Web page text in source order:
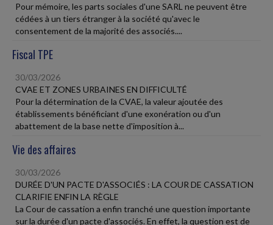
Pour mémoire, les parts sociales d'une SARL ne peuvent être
cédées à un tiers étranger à la société qu'avec le
consentement de la majorité des associés....
Fiscal TPE
30/03/2026
CVAE ET ZONES URBAINES EN DIFFICULTÉ
Pour la détermination de la CVAE, la valeur ajoutée des
établissements bénéficiant d'une exonération ou d'un
abattement de la base nette d'imposition à...
Vie des affaires
30/03/2026
DURÉE D'UN PACTE D'ASSOCIÉS : LA COUR DE CASSATION
CLARIFIE ENFIN LA RÈGLE
La Cour de cassation a enfin tranché une question importante
sur la durée d'un pacte d'associés. En effet, la question est de